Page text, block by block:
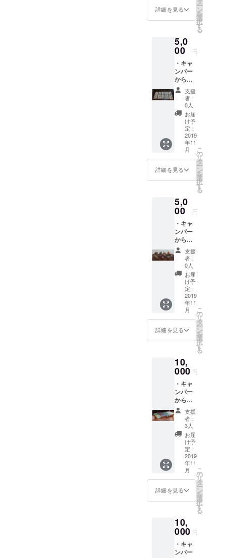
わいい
マグ
ネット
点）
※マ
グネッ
トの図
柄の選
定はお
任せく
ださい
詳細を見る ー
ン
を
選
択
す
る
5,0
00 円
・キャ
ンパー
からの
お礼の
手紙 ・
取り組
みの様
子がわ
かる写
元の方
が作っ
たキー
ホル
ダー
（１
※
キーホ
ルダー
の図柄
の選定
はお任
せくだ
さい
支援
者：
0人
お届
け予
定：
2019
年11
月
詳細を見る
こ
の
リ
タ
ー
ン
を
選
択
す
る
5,0
00 円
・キャ
ンパー
からの
お礼の
手紙 ・
取り組
みの様
子がわ
かる写
元の方
が作っ
たアレ
ンジフ
ラワー
（造
※ア
レンジ
フラ
ワーの
選定は
お任せ
くださ
支援
者：
0人
お届
け予
定：
2019
年11
月
詳細を見る
こ
の
リ
タ
ー
ン
を
選
択
す
る
10,
000 円
・キャ
ンパー
からの
お礼の
手紙 ・
取り組
みの様
子がわ
かる写
元の方
が機織
り機で
製作し
たス
カーフ
点）
※ス
カーフ
の図柄
の選定
支援
者：
3人
お届
け予
定：
2019
年11
月
詳細を見る
こ
の
リ
タ
ー
ン
を
選
択
す
る
10,
000 円
・キャ
ンパー